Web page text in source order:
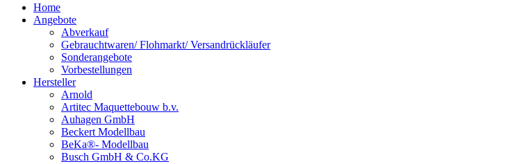
Home
Angebote
Abverkauf
Gebrauchtwaren/ Flohmarkt/ Versandrückläufer
Sonderangebote
Vorbestellungen
Hersteller
Arnold
Artitec Maquettebouw b.v.
Auhagen GmbH
Beckert Modellbau
BeKa®- Modellbau
Busch GmbH & Co.KG